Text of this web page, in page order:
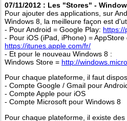
07/11/2012 : Les "Stores" -
Pour ajouter des applications, sur
Windows 8, la meilleure façon est
- Pour Android = Google Play: https://
- Pour iOS (iPad, iPhone) = AppStore
https://itunes.apple.com/fr/
- Et pour le nouveau Windows 8 :
Windows Store = http://
Pour chaque plateforme, il faut
- Compte Google / Gmail pour
- Compte Apple pour iOS
- Compte Microsoft pour Windows 8
Pour chaque plateforme, il existe